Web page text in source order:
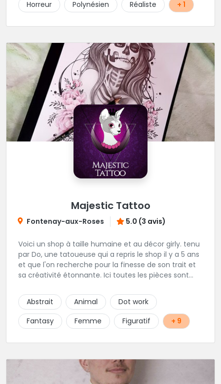
Horreur
Polynésien Réaliste + 1
Majestic Tattoo
Fontenay-aux-Roses 5.0 (3 avis)
Voici un shop à taille humaine et au décor girly. tenu
par Do, une tatoueuse qui a repris le shop il y a 5 ans
et que l'on recherche pour la finesse de son trait et
sa créativité étonnante. Ici toutes les pièces sont
client. Les séances de tatouage se font en musique
et dans une ambiance décontractée.
Abstrait Animal
Dot work
Fantasy
Femme Figuratif + 9